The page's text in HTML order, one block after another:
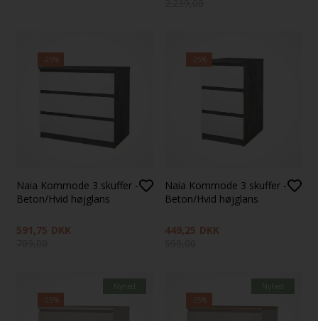
-25%
Naia Kommode 3 skuffer -
Beton/Hvid højglans
591,75 DKK
-25%
Naia Kommode 3 skuffer -
Beton/Hvid højglans
449,25 DKK
-25%
-25%